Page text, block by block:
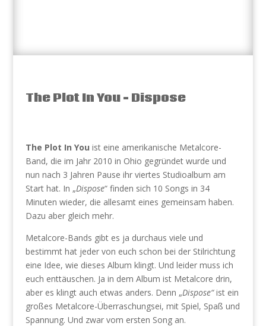
The Plot In You – Dispose
The Plot In You ist eine amerikanische Metalcore-
Band, die im Jahr 2010 in Ohio gegründet wurde und
nun nach 3 Jahren Pause ihr viertes Studioalbum am
Start hat. In „Dispose“ finden sich 10 Songs in 34
Minuten wieder, die allesamt eines gemeinsam haben.
Dazu aber gleich mehr.
Metalcore-Bands gibt es ja durchaus viele und
bestimmt hat jeder von euch schon bei der Stilrichtung
eine Idee, wie dieses Album klingt. Und leider muss ich
euch enttäuschen. Ja in dem Album ist Metalcore drin,
aber es klingt auch etwas anders. Denn „Dispose“ist ein
großes Metalcore-Überraschungsei, mit Spiel, Spaß und
Spannung. Und zwar vom ersten Song an.